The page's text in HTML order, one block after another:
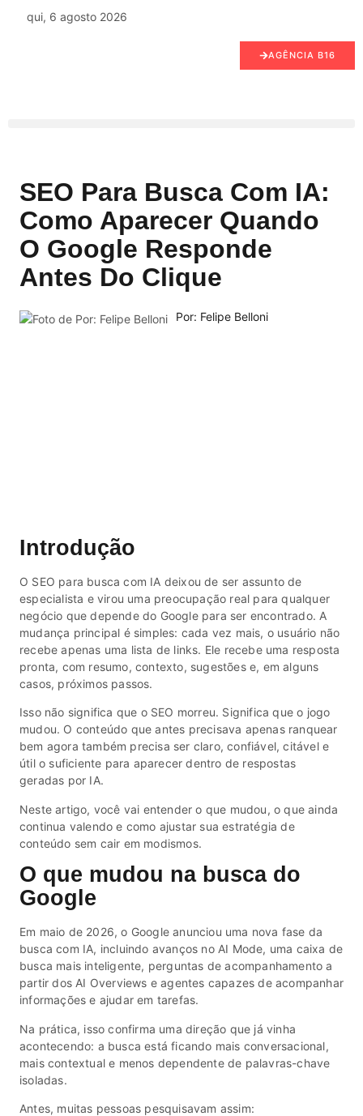
qui, 6 agosto 2026
AGÊNCIA B16
SEO Para Busca Com IA:
Como Aparecer Quando
O Google Responde
Antes Do Clique
Por: Felipe Belloni
Introdução
O SEO para busca com IA deixou de ser assunto de
especialista e virou uma preocupação real para qualquer
negócio que depende do Google para ser encontrado. A
mudança principal é simples: cada vez mais, o usuário não
recebe apenas uma lista de links. Ele recebe uma resposta
pronta, com resumo, contexto, sugestões e, em alguns
casos, próximos passos.
Isso não significa que o SEO morreu. Significa que o jogo
mudou. O conteúdo que antes precisava apenas ranquear
bem agora também precisa ser claro, confiável, citável e
útil o suficiente para aparecer dentro de respostas
geradas por IA.
Neste artigo, você vai entender o que mudou, o que ainda
continua valendo e como ajustar sua estratégia de
conteúdo sem cair em modismos.
O que mudou na busca do
Google
Em maio de 2026, o Google anunciou uma nova fase da
busca com IA, incluindo avanços no AI Mode, uma caixa de
busca mais inteligente, perguntas de acompanhamento a
partir dos AI Overviews e agentes capazes de acompanhar
informações e ajudar em tarefas.
Na prática, isso confirma uma direção que já vinha
acontecendo: a busca está ficando mais conversacional,
mais contextual e menos dependente de palavras-chave
isoladas.
Antes, muitas pessoas pesquisavam assim: